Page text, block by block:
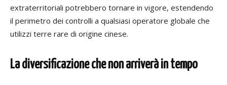
extraterritoriali potrebbero tornare in vigore, estendendo
il perimetro dei controlli a qualsiasi operatore globale che
utilizzi terre rare di origine cinese.
La diversificazione che non arriverà in tempo